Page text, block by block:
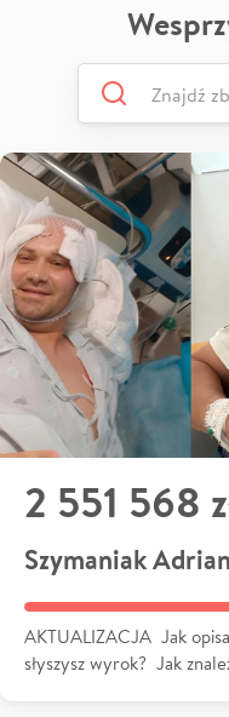
2 551 568
Szymaniak
AKTUALIZACJA Jak
słyszysz wyrok? Jak